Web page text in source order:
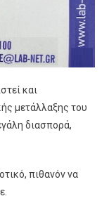
και
μετάλλαξης του
διασπορά,
πιθανόν να